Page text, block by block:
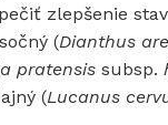
zlepšenie
(Dianthus
pratensis subsp.
(Lucanus